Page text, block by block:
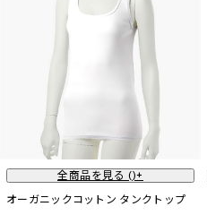
全商品を見る ()+
オーガニックコットン タンクトップ